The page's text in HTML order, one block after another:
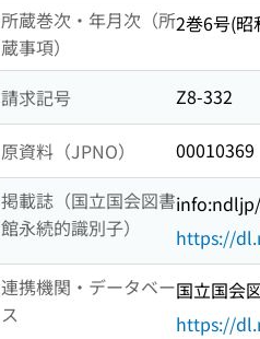
所蔵巻次・年月次（所
蔵事項）
2巻6号(昭
請求記号 Z8-332
原資料（JPNO）
00010369
掲載誌（国立国会図書
館永続的識別子）
https://
連携機関・データベー
ス
国立国会
https://